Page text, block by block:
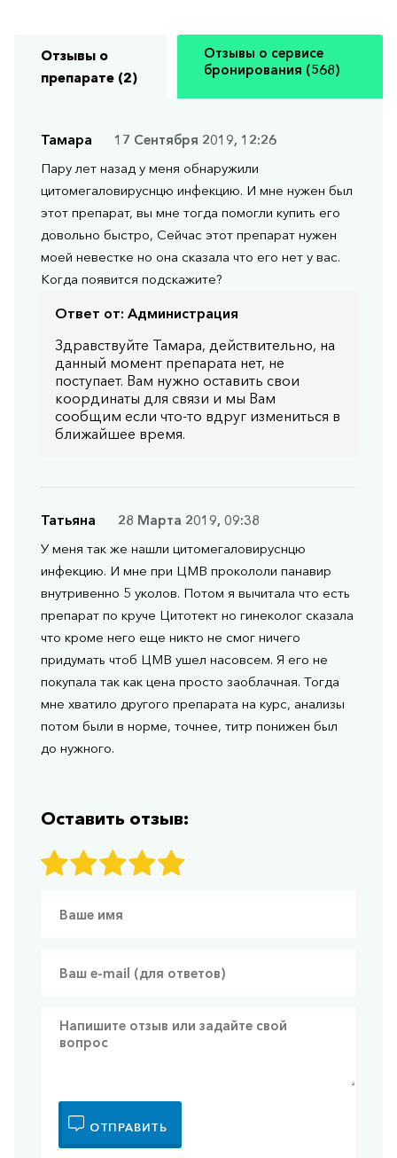
Отзывы о
препарате (2)
Отзывы о сервисе
бронирования (568)
Тамара
17 Сентября 2019, 12:26
Пару лет назад у меня обнаружили
цитомегаловируснцю инфекцию. И мне нужен был
этот препарат, вы мне тогда помогли купить его
довольно быстро, Сейчас этот препарат нужен
моей невестке но она сказала что его нет у вас.
Когда появится подскажите?
Ответ от: Администрация
Здравствуйте Тамара, действительно, на
данный момент препарата нет, не
поступает. Вам нужно оставить свои
координаты для связи и мы Вам
сообщим если что-то вдруг измениться в
ближайшее время.
Татьяна
28 Марта 2019, 09:38
У меня так же нашли цитомегаловируснцю
инфекцию. И мне при ЦМВ прокололи панавир
внутривенно 5 уколов. Потом я вычитала что есть
препарат по круче Цитотект но гинеколог сказала
что кроме него еще никто не смог ничего
придумать чтоб ЦМВ ушел насовсем. Я его не
покупала так как цена просто заоблачная. Тогда
мне хватило другого препарата на курс, анализы
потом были в норме, точнее, титр понижен был
до нужного.
Оставить отзыв:
ОТПРАВИТЬ